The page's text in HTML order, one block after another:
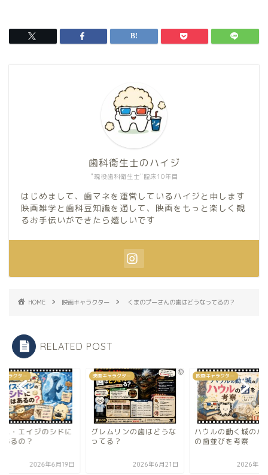
"現役歯科衛生士"臨床10年目
歯科衛生士のハイジ
はじめまして、歯マネを運営しているハイジと申します
映画雑学と歯科豆知識を通して、映画をもっと楽しく観
るお手伝いができたら嬉しいです
HOME 映画キャラクター くまのプーさんの歯はどうなってるの？
RELATED POST
ャラクター
ス・エイジのシドに
あるの？
2026年6月19日
映画キャラクター
グレムリンの歯はどうな
ってる？
2026年6月21日
映画キャラクター
ハウルの動く城のハ
の歯並びを考察
2026年6